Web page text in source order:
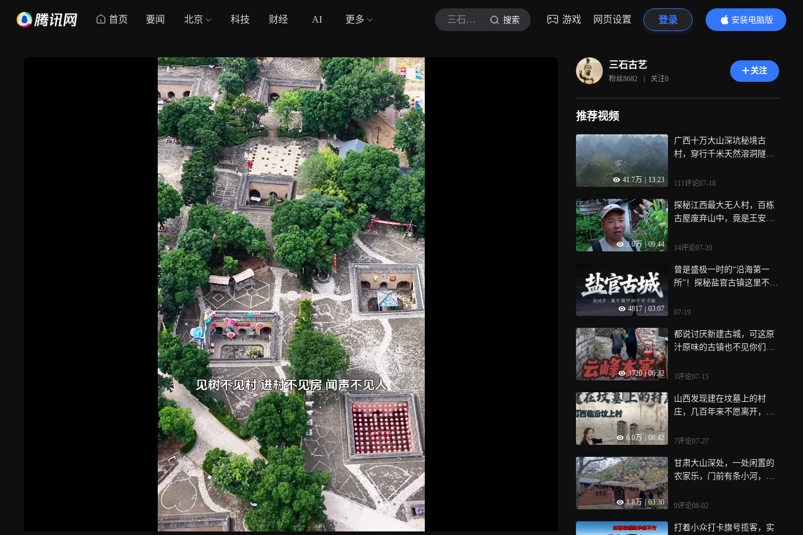
首页 要闻 北京 科技 财经 AI 更多 三石古艺 搜索 游戏 网页设置 登录
安装电脑版
内容更精彩
三石古艺
粉丝8682 | 关注0
关注
推荐视频
41.7万 13:23
广西十万大山深坑秘境古
村，穿行千米天然溶洞隧道
居数百年
111评论07-18
3.0万 | 09:44
探秘江西最大无人村，百栋
古屋废弃山中，竟是王安石
的村庄，如今完全荒废藤蔓
你会喜欢吗
14评论07-20
4817 03:07
曾是盛极一时的“沿海第一
所”！探秘盐官古镇这里不仅
家气派
07-19
3720 06:32
都说讨厌新建古城，可这原
汁原味的古镇也不见你们来
尼斯收录的最大保存最完整
3评论07-15
6.0万 08:42
山西发现建在坟墓上的村
庄，几百年来不愿离开，这
7评论07-27
1.8万 | 03:30
甘肃大山深处，一处闲置的
农家乐，门前有条小河，这
9评论08-02
打着小众打卡旗号揽客，实